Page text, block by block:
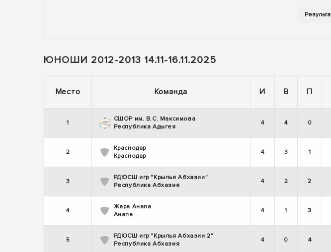
ЮНОШИ 2012-2013 14.11-16.11.2025
Место Команда И В П
1
СШОР им. В.С. Максимова
Республика Адыгея
4 4 0
2
Краснодар
Краснодар
4 3 1
3
РДЮСШ игр "Крылья Абхазии"
Республика Абхазия
4 2 2
4
Жара Анапа
Анапа
4 1 3
5
РДЮСШ игр "Крылья Абхазии 2"
Республика Абхазия
4 0 4